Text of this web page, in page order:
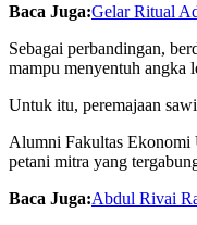
Baca Juga:Gelar Ritual
Sebagai perbandingan,
mampu menyentuh angka
Untuk itu, peremajaan
Alumni Fakultas Ekonomi
petani mitra yang
Baca Juga:Abdul Rivai